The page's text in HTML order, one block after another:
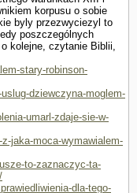
korpusu o sobie
byly przezwyciezyl to
poszczególnych
kolejne, czy­tanie Biblii,
stary-robinson-
dziewczyna-moglem-
umarl-zdaje-sie-w-
jaka-moca-wymawialem-
to-zaznaczyc-ta-
dla-tego-